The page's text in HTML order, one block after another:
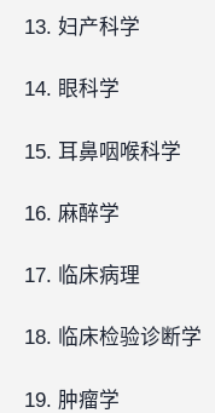
13. 妇产科学
14. 眼科学
15. 耳鼻咽喉科学
16. 麻醉学
17. 临床病理
18. 临床检验诊断学
19. 肿瘤学